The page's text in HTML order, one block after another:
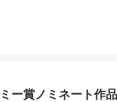
ー賞ノミネート作